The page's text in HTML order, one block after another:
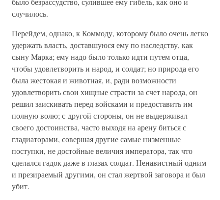
случилось.
Перейдем, однако, к Коммоду, которому было очень легко
удержать власть, доставшуюся ему по наследству, как
сыну Марка; ему надо было только идти путем отца,
чтобы удовлетворить и народ, и солдат; но природа его
была жестокая и животная, и, ради возможности
удовлетворить свои хищные страсти за счет народа, он
решил заискивать перед войсками и предоставить им
полную волю; с другой стороны, он не выдерживал
своего достоинства, часто выходя на арену биться с
гладиаторами, совершая другие самые низменные
поступки, не достойные величия императора, так что
сделался гадок даже в глазах солдат. Ненавистный одним
и презираемый другими, он стал жертвой заговора и был
убит.